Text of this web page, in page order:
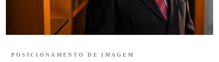
POSICIONAMENTO DE IMAGEM